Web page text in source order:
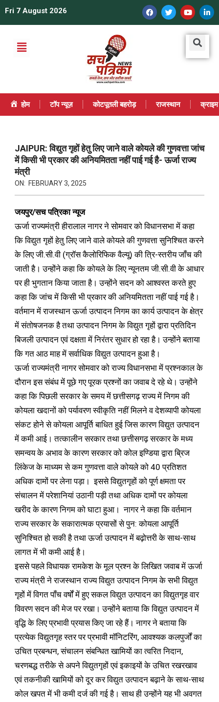
Fri 7 August 2026
होम टॉप न्यूज़ कोटपूतली बहरोड़ राजस्थान क्राइम
JAIPUR: विद्युत गृहों हेतु लिए जाने वाले कोयले की गुणवत्ता जांच
में किसी भी प्रकार की अनियमितता नहीं पाई गई है- ऊर्जा राज्य
मंत्री
ON: FEBRUARY 3, 2025
जयपुर/सच पत्रिका न्यूज
ऊर्जा राज्यमंत्री हीरालाल नागर ने सोमवार को विधानसभा में कहा
कि विद्युत गृहों हेतु लिए जाने वाले कोयले की गुणवत्ता सुनिश्चित करने
के लिए जी.सी.वी (ग्रॉस कैलोरिफिक वैल्यू) की त्रि-स्तरीय जाँच की
जाती है। उन्होंने कहा कि कोयले के लिए न्यूनतम जी.सी.वी के आधार
पर ही भुगतान किया जाता है। उन्होंने सदन को आश्वस्त करते हुए
कहा कि जांच में किसी भी प्रकार की अनियमितता नहीं पाई गई है।
वर्तमान में राजस्थान ऊर्जा उत्पादन निगम का कार्य उत्पादन के क्षेत्र
में संतोषजनक है तथा उत्पादन निगम के विद्युत गृहों द्वारा प्रतिदिन
बिजली उत्पादन एवं दक्षता में निरंतर सुधार हो रहा है। उन्होंने बताया
कि गत आठ माह में सर्वाधिक विद्युत उत्पादन हुआ है।
ऊर्जा राज्यमंत्री नागर सोमवार को राज्य विधानसभा में प्रश्नकाल के
दौरान इस संबंध में पूछे गए पूरक प्रश्नों का जवाब दे रहे थे। उन्होंने
कहा कि पिछली सरकार के समय में छत्तीसगढ़ राज्य में निगम की
कोयला खदानों को पर्यावरण स्वीकृति नहीं मिलने व देशव्यापी कोयला
संकट होने से कोयला आपूर्ति बाधित हुई जिस कारण विद्युत उत्पादन
में कमी आई। तत्कालीन सरकार तथा छत्तीसगढ़ सरकार के मध्य
समन्वय के अभाव के कारण सरकार को कोल इण्डिया द्वारा ब्रिज
लिंकेज के माध्यम से कम गुणवत्ता वाले कोयले को 40 प्रतिशत
अधिक दामों पर लेना पड़ा। इससे विद्युतगृहों को पूर्ण क्षमता पर
संचालन में परेशानियां उठानी पड़ी तथा अधिक दामों पर कोयला
खरीद के कारण निगम को घाटा हुआ। नागर ने कहा कि वर्तमान
राज्य सरकार के सकारात्मक प्रयासों से पुन: कोयला आपूर्ति
सुनिश्चित हो सकी है तथा ऊर्जा उत्पादन में बढ़ोत्तरी के साथ-साथ
लागत में भी कमी आई है।
इससे पहले विधायक रामकेश के मूल प्रश्न के लिखित जवाब में ऊर्जा
राज्य मंत्री ने राजस्थान राज्य विद्युत उत्पादन निगम के सभी विद्युत
गृहों में विगत पाँच वर्षों में हुए सकल विद्युत उत्पादन का विद्युतगृह वार
विवरण सदन की मेज पर रखा। उन्होंने बताया कि विद्युत उत्पादन में
वृद्धि के लिए प्रभावी प्रयास किए जा रहे हैं। नागर ने बताया कि
प्रत्येक विद्युतगृह स्तर पर प्रभावी मॉनिटरिंग, आवश्यक कलपुर्जों का
उचित प्रबन्धन, संचालन संबन्धित खामियों का त्वरित निदान,
चरणबद्ध तरीके से अपने विद्युतगृहों एवं इकाइयों के उचित रखरखाव
एवं तकनीकी खामियों को दूर कर विद्युत उत्पादन बढ़ाने के साथ-साथ
कोल खपत में भी कमी दर्ज की गई है। साथ ही उन्होंने यह भी अवगत